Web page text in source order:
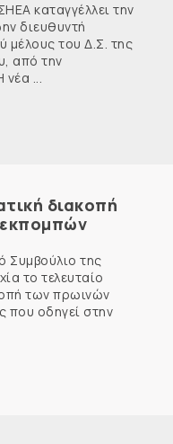
καταγγέλλει την
διευθυντή
μέλους του Δ.Σ. της
από την
νέα ...
διακοπή
Συμβούλιο της
το τελευταίο
των πρωινών
που οδηγεί στην